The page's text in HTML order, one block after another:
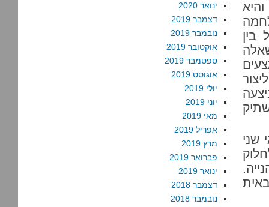
בין
צודק!!!!!1!, ולהשתיק
שני
ינואר 2020
דצמבר 2019
נובמבר 2019
אוקטובר 2019
ספטמבר 2019
אוגוסט 2019
יולי 2019
יוני 2019
מאי 2019
אפריל 2019
מרץ 2019
פברואר 2019
ינואר 2019
דצמבר 2018
נובמבר 2018